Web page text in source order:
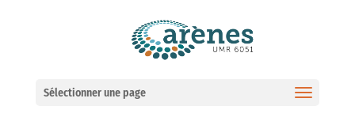
Sélectionner une page